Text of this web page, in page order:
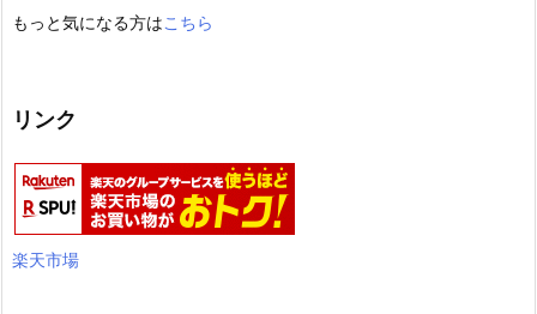
もっと気になる方はこちら
リンク
楽天市場